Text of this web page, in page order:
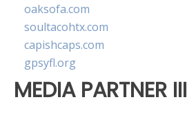
oaksofa.com
soultacohtx.com
capishcaps.com
gpsyfl.org
MEDIA PARTNER III